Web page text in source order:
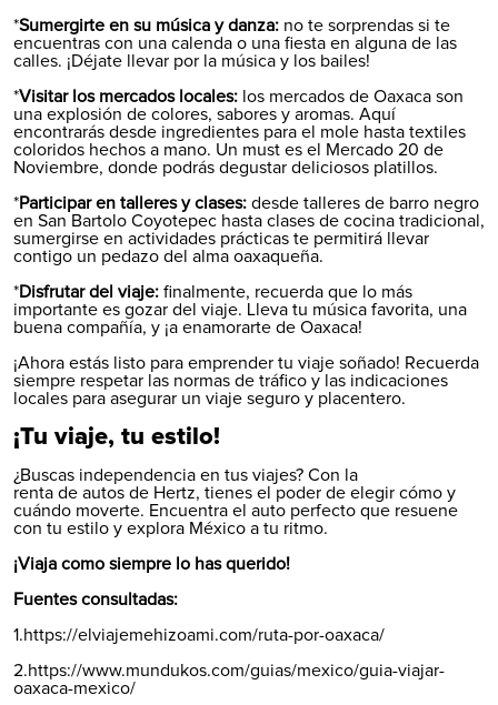
*Sumergirte en su música y danza: no te sorprendas si te
encuentras con una calenda o una fiesta en alguna de las
calles. ¡Déjate llevar por la música y los bailes!
*Visitar los mercados locales: los mercados de Oaxaca son
una explosión de colores, sabores y aromas. Aquí
encontrarás desde ingredientes para el mole hasta textiles
coloridos hechos a mano. Un must es el Mercado 20 de
Noviembre, donde podrás degustar deliciosos platillos.
*Participar en talleres y clases: desde talleres de barro negro
en San Bartolo Coyotepec hasta clases de cocina tradicional,
sumergirse en actividades prácticas te permitirá llevar
contigo un pedazo del alma oaxaqueña.
*Disfrutar del viaje: finalmente, recuerda que lo más
importante es gozar del viaje. Lleva tu música favorita, una
buena compañía, y ¡a enamorarte de Oaxaca!
¡Ahora estás listo para emprender tu viaje soñado! Recuerda
siempre respetar las normas de tráfico y las indicaciones
locales para asegurar un viaje seguro y placentero.
¡Tu viaje, tu estilo!
¿Buscas independencia en tus viajes? Con la
renta de autos de Hertz, tienes el poder de elegir cómo y
cuándo moverte. Encuentra el auto perfecto que resuene
con tu estilo y explora México a tu ritmo.
¡Viaja como siempre lo has querido!
Fuentes consultadas:
1.https://elviajemehizoami.com/ruta-por-oaxaca/
2.https://www.mundukos.com/guias/mexico/guia-viajar-
oaxaca-mexico/